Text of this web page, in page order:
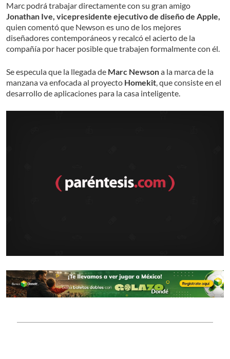
Marc podrá trabajar directamente con su gran amigo
Jonathan Ive, vicepresidente ejecutivo de diseño de Apple,
quien comentó que Newson es uno de los mejores
diseñadores contemporáneos y recalcó el acierto de la
compañía por hacer posible que trabajen formalmente con él.
Se especula que la llegada de Marc Newsona la marca de la
manzana va enfocada al proyecto Homekit, que consiste en el
desarrollo de aplicaciones para la casa inteligente.